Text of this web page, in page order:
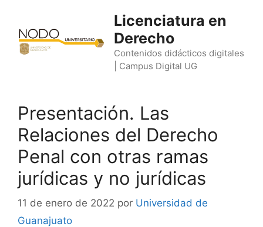
contenido
Licenciatura en
Derecho
Contenidos didácticos digitales
| Campus Digital UG
Presentación. Las
Relaciones del Derecho
Penal con otras ramas
jurídicas y no jurídicas
11 de enero de 2022 por Universidad de
Guanajuato